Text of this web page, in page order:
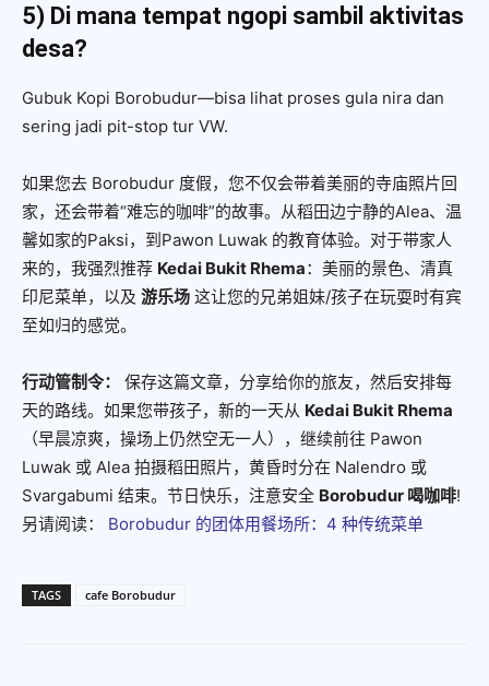
5) Di mana tempat ngopi sambil aktivitas
desa?
Gubuk Kopi Borobudur—bisa lihat proses gula nira dan
sering jadi pit-stop tur VW.
如果您去 Borobudur 度假，您不仅会带着美丽的寺庙照片回
家，还会带着“难忘的咖啡”的故事。从稻田边宁静的Alea、温
馨如家的Paksi，到Pawon Luwak 的教育体验。对于带家人
来的，我强烈推荐 Kedai Bukit Rhema：美丽的景色、清真
印尼菜单，以及 游乐场 这让您的兄弟姐妹/孩子在玩耍时有宾
至如归的感觉。
行动管制令：
保存这篇文章，分享给你的旅友，然后安排每
天的路线。如果您带孩子，新的一天从 Kedai Bukit Rhema
（早晨凉爽，操场上仍然空无一人），继续前往 Pawon
Luwak 或 Alea 拍摄稻田照片，黄昏时分在 Nalendro 或
Svargabumi 结束。节日快乐，注意安全 Borobudur 喝咖啡!
另请阅读： Borobudur 的团体用餐场所：4 种传统菜单
TAGS cafe Borobudur